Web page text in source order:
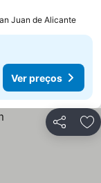
Juan de Alicante
Ver preços
Partilhar